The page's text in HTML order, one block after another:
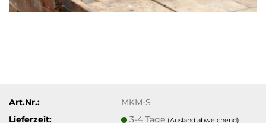
Art.Nr.:
MKM-S
Lieferzeit:
3-4 Tage (Ausland abweichend)